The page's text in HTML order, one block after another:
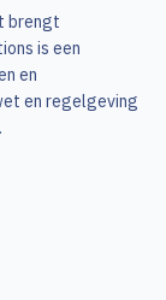
brengt
is een
en
en regelgeving